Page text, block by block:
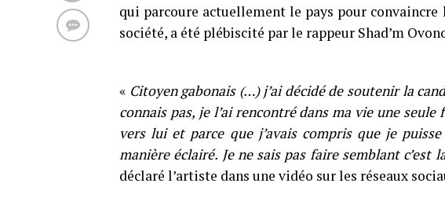
qui parcoure actuellement le pays pour
société, a été plébiscité par le rappeur Shad’m
« Citoyen gabonais (…) j’ai décidé de soutenir la
connais pas, je l’ai rencontré dans ma vie une
vers lui et parce que j’avais compris que je
manière éclairé. Je ne sais pas faire semblant c’est
déclaré l’artiste dans une vidéo sur les réseaux